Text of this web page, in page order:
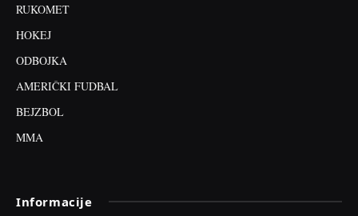
RUKOMET
HOKEJ
ODBOJKA
AMERIČKI FUDBAL
BEJZBOL
MMA
Informacije